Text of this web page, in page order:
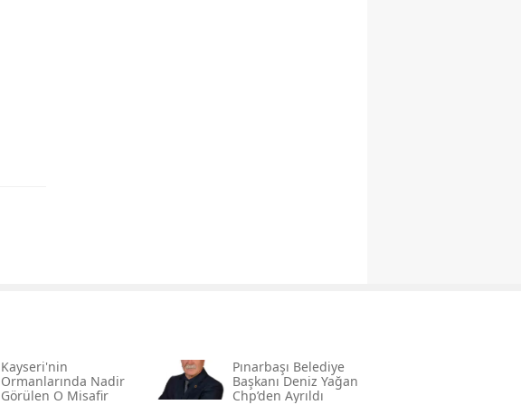
Kayseri'nin
Ormanlarında Nadir
Görülen O Misafir
Pınarbaşı Belediye
Başkanı Deniz Yağan
Chp’den Ayrıldı